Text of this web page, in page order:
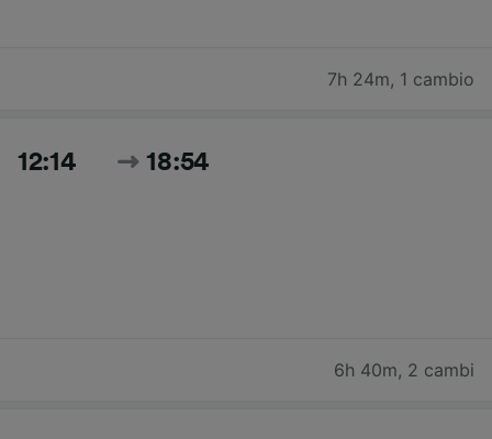
7h 24m, 1 cambio
12:14 18:54
6h 40m, 2 cambi